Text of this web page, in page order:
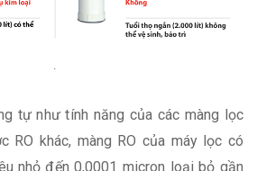
tự như tính năng của các màng lọc
RO khác, màng RO của máy lọc có
nhỏ đến 0,0001 micron loại bỏ gần